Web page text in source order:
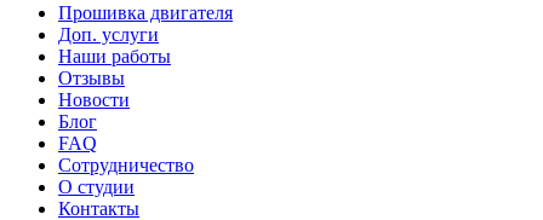
Прошивка двигателя
Доп. услуги
Наши работы
Отзывы
Новости
Блог
FAQ
Сотрудничество
О студии
Контакты